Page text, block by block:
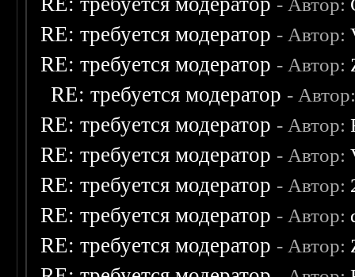
- Автор:
RE: требуется модератор - Автор:
RE: требуется модератор - Автор:
RE: требуется модератор -
RE: требуется модератор - Автор:
RE: требуется модератор - Автор:
RE: требуется модератор - Автор:
RE: требуется модератор - Автор:
RE: требуется модератор - Автор: